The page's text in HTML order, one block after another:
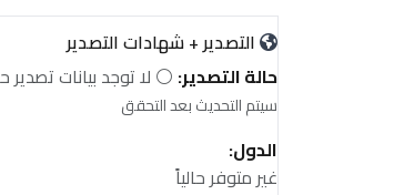
التصدير + شهادات التصدير
حالة التصدير: ⚪ لا توجد بيانات تصدير
سيتم التحديث بعد التحقق
الدول:
غير متوفر حالياً